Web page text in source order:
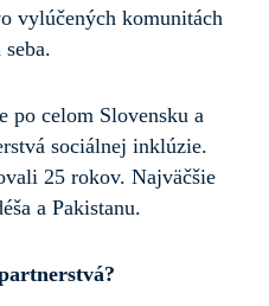
vylúčených komunitách
po celom Slovensku a
sociálnej inklúzie.
25 rokov. Najväčšie
a Pakistanu.